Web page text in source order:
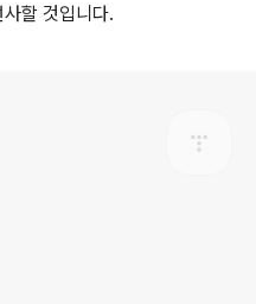
할 것입니다.